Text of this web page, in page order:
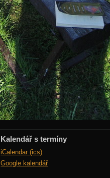
Kalendář s termíny
iCalendar (ics)
Google kalendář